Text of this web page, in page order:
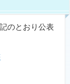
のとおり公表